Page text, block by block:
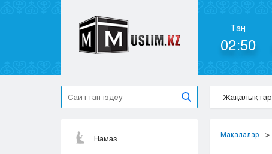
Таң
02:50
Жаңалықтар
Намаз Мақалалар